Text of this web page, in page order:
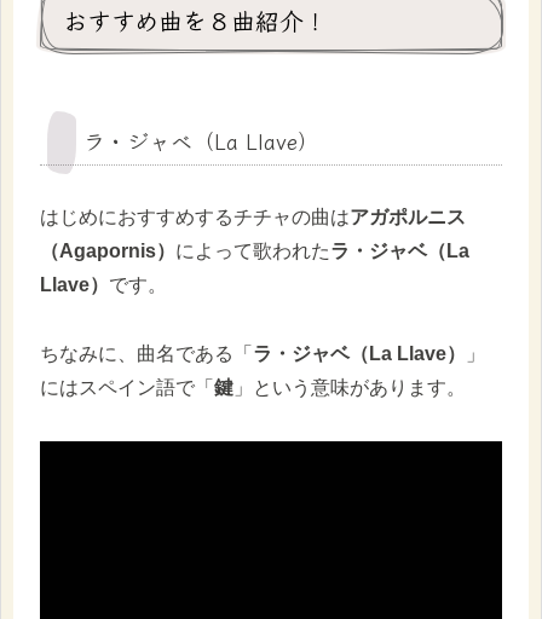
おすすめ曲を８曲紹介！
ラ・ジャベ（La Llave）
はじめにおすすめするチチャの曲はアガポルニス
（Agapornis） によって歌われたラ・ジャベ（La
Llave） です。
ちなみに、曲名である「 ラ・ジャベ（La Llave）
」
にはスペイン語で「 鍵 」という意味があります。